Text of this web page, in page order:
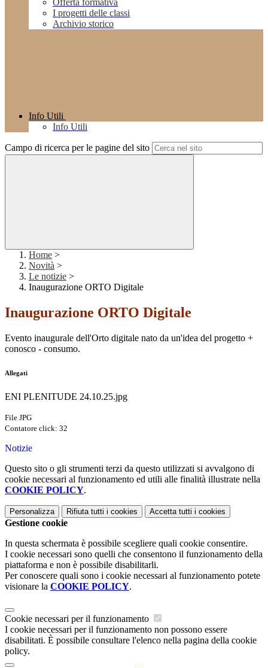
Offerta formativa
I progetti delle classi
Archivio storico
Info Utili
Info Utili
Campo di ricerca per le pagine del sito
Home >
Novità >
Le notizie >
Inaugurazione ORTO Digitale
Inaugurazione ORTO Digitale
Evento inaugurale dell'Orto digitale nato da un'idea del progetto +
conosco - consumo.
Allegati
ENI PLENITUDE 24.10.25.jpg
File JPG
Contatore click: 32
Notizie
Questo sito o gli strumenti terzi da questo utilizzati si avvalgono di
cookie necessari al funzionamento ed utili alle finalità illustrate nella
COOKIE POLICY.
Personalizza Rifiuta tutti i cookies Accetta tutti i cookies
Gestione cookie
In questa schermata è possibile scegliere quali cookie consentire.
I cookie necessari sono quelli che consentono il funzionamento della
piattaforma e non è possibile disabilitarli.
Per conoscere quali sono i cookie necessari al funzionamento potete
visionare la COOKIE POLICY.
Cookie necessari per il funzionamento
I cookie necessari per il funzionamento non possono essere
disabilitati. È possibile consultare l'elenco nella pagina della cookie
policy.